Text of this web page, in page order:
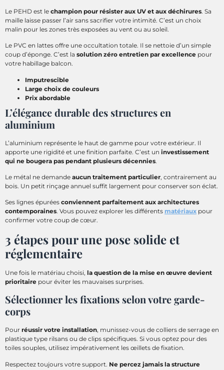
Le PEHD est le champion pour résister aux UV et aux déchirures. Sa
maille laisse passer l’air sans sacrifier votre intimité. C’est un choix
malin pour les zones très exposées au vent ou au soleil.
Le PVC en lattes offre une occultation totale. Il se nettoie d’un simple
coup d’éponge. C’est la solution zéro entretien par excellence pour
votre habillage balcon.
Imputrescible
Large choix de couleurs
Prix abordable
L’élégance durable des structures en
aluminium
L’aluminium représente le haut de gamme pour votre extérieur. Il
apporte une rigidité et une finition parfaite. C’est un investissement
qui ne bougera pas pendant plusieurs décennies.
Le métal ne demande aucun traitement particulier, contrairement au
bois. Un petit rinçage annuel suffit largement pour conserver son éclat.
Ses lignes épurées conviennent parfaitement aux architectures
contemporaines. Vous pouvez explorer les différents matériaux pour
confirmer votre coup de cœur.
3 étapes pour une pose solide et
réglementaire
Une fois le matériau choisi, la question de la mise en œuvre devient
prioritaire pour éviter les mauvaises surprises.
Sélectionner les fixations selon votre garde-
corps
Pour réussir votre installation, munissez-vous de colliers de serrage en
plastique type rilsans ou de clips spécifiques. Si vous optez pour des
toiles souples, utilisez impérativement les œillets de fixation.
Respectez toujours votre support. Ne percez jamais la structure